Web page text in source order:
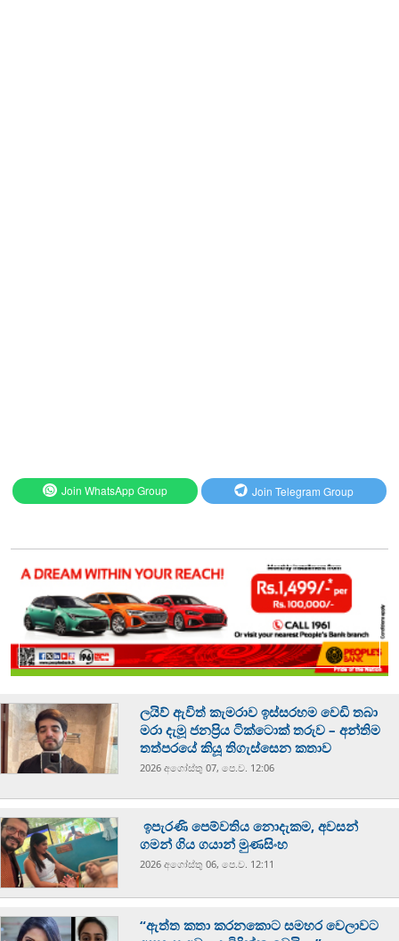
Join WhatsApp Group Join Telegram Group
ලයිව් ඇවිත් කැමරාව ඉස්සරහම වෙඩි තබා
මරා දැමූ ජනප්‍රිය ටික්ටොක් තරුව – අන්තිම
තත්පරයේ කියූ තිගැස්සෙන කතාව
2026 අගෝස්‍තු 07, පෙ.ව. 12:06
ඉපැරණි පෙම්වතිය නොදැකම, අවසන්
ගමන් ගිය ගයාන් මුණසිංහ
2026 අගෝස්‍තු 06, පෙ.ව. 12:11
“ඇත්ත කතා කරනකොට සමහර වෙලාවට